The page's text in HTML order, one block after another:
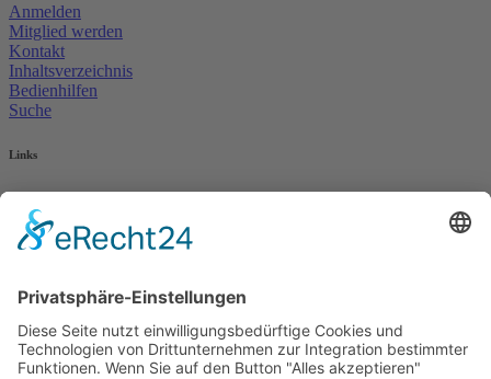
Anmelden
Mitglied werden
Kontakt
Inhaltsverzeichnis
Bedienhilfen
Suche
Links
AWO Jobportal
AWO Ehrenamt Portal
AWO Schulgesundheitsfachkräfte
AWO Pflegeberatung
AWO Kulturhaus Babelsberg
Arbeit mit Behinderung
AWO Büro Kindermut